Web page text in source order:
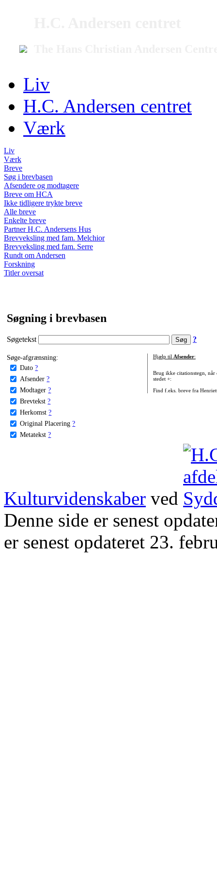
Liv
H.C. Andersen centret
Værk
Liv
Værk
Breve
Søg i brevbasen
Afsendere og modtagere
Breve om HCA
Ikke tidligere trykte breve
Alle breve
Enkelte breve
Partner H.C. Andersens Hus
Brevveksling med fam. Melchior
Brevveksling med fam. Serre
Rundt om Andersen
Forskning
Titler oversat
Søgning i brevbasen
Søgetekst ?
Søge-afgrænsning:
Dato ?
Afsender ?
Modtager ?
Brevtekst ?
Herkomst ?
Original Placering ?
Metatekst ?
Hjælp til Afsender:
Brug ikke citationstegn, når
stedet +:
Find f.eks. breve fra
Kulturvidenskaber ved
Denne side er senest
er senest opdateret 23.